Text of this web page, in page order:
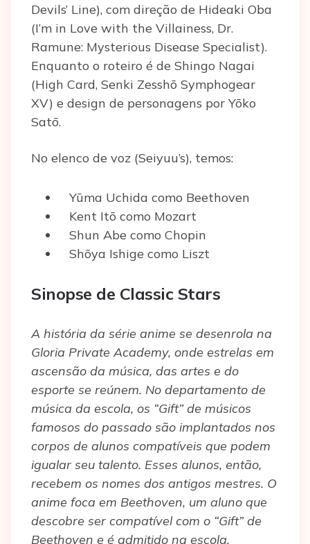
Devils’ Line), com direção de Hideaki Oba
(I’m in Love with the Villainess, Dr.
Ramune: Mysterious Disease Specialist).
Enquanto o roteiro é de Shingo Nagai
(High Card, Senki Zesshō Symphogear
XV) e design de personagens por Yōko
Satō.
No elenco de voz (Seiyuu’s), temos:
Yūma Uchida como Beethoven
Kent Itō como Mozart
Shun Abe como Chopin
Shōya Ishige como Liszt
Sinopse de Classic Stars
A história da série anime se desenrola na
Gloria Private Academy, onde estrelas em
ascensão da música, das artes e do
esporte se reúnem. No departamento de
música da escola, os “Gift” de músicos
famosos do passado são implantados nos
corpos de alunos compatíveis que podem
igualar seu talento. Esses alunos, então,
recebem os nomes dos antigos mestres. O
anime foca em Beethoven, um aluno que
descobre ser compatível com o “Gift” de
Beethoven e é admitido na escola.